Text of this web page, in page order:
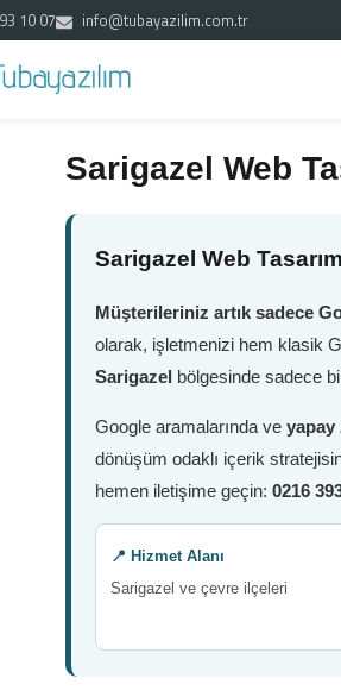
10 07 info@tubayazilim.com.tr
Sarigazel Web
Sarigazel Web
Müşterileriniz artık sadece
olarak, işletmenizi hem klasik
Sarigazel bölgesinde sadece
Google aramalarında ve yapay
dönüşüm odaklı içerik
hemen iletişime geçin: 0216
📍 Hizmet Alanı
Sarigazel ve çevre ilçeleri